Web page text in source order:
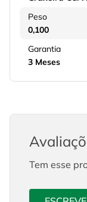
Peso
0,100
Garantia
3 Meses
Tem esse